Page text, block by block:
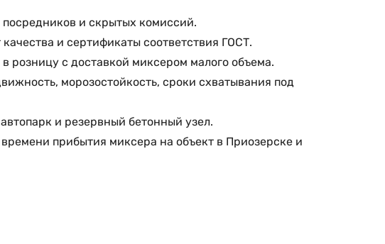
и скрытых комиссий.
и сертификаты соответствия ГОСТ.
розницу с доставкой миксером малого объема.
морозостойкость, сроки схватывания под
и резервный бетонный узел.
прибытия миксера на объект в Приозерске и